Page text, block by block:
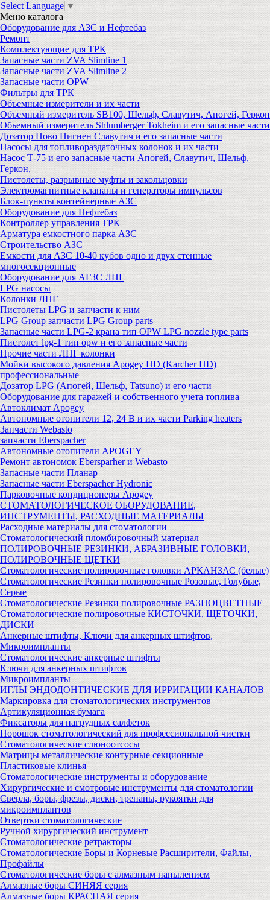
Select Language ▼
Менюкаталога
Оборудование для АЗС и Нефтебаз
Ремонт
Комплектующие для ТРК
Запасные части ZVA Slimline 1
Запасные части ZVA Slimline 2
Запасные части OPW
Фильтры для ТРК
Объемные измерители и их части
Объемный измеритель SB100, Шельф, Славутич, Апогей, Геркон
Обьемный измеритель Shlumberger Tokheim и его запасные части
Дозатор Ново Пигнен Славутич и его запасные части
Насосы для топливораздаточных колонок и их части
Насос Т-75 и его запасные части Апогей, Славутич, Шельф,
Геркон,
Пистолеты, разрывные муфты и закольцовки
Электромагнитные клапаны и генераторы импульсов
Блок-пункты контейнерные АЗС
Оборудование для Нефтебаз
Контроллер управления ТРК
Арматура емкостного парка АЗС
Строительство АЗС
Емкости для АЗС 10-40 кубов одно и двух стенные
многосекционные
Оборудование для АГЗС ЛПГ
LPG насосы
Колонки ЛПГ
Пистолеты LPG и запчасти к ним
LPG Group запчасти LPG Group parts
Запасные части LPG-2 крана тип OPW LPG nozzle type parts
Пистолет lpg-1 тип opw и его запасные части
Прочие части ЛПГ колонки
Мойки высокого давления Apogey HD (Karcher HD)
профессиональные
Дозатор LPG (Апогей, Шельф, Tatsuno) и его части
Оборудование для гаражей и собственного учета топлива
Автоклимат Apogey
Автономные отопители 12, 24 В и их части Parking heaters
Запчасти Webasto
запчасти Eberspacher
Автономные отопители APOGEY
Ремонт автономок Ebersparher и Webasto
Запасные части Планар
Запасные части Eberspacher Hydronic
Парковочные кондиционеры Apogey
СТОМАТОЛОГИЧЕСКОЕ ОБОРУДОВАНИЕ,
ИНСТРУМЕНТЫ, РАСХОДНЫЕ МАТЕРИАЛЫ
Расходные материалы для стоматологии
Стоматологический пломбировочный материал
ПОЛИРОВОЧНЫЕ РЕЗИНКИ, АБРАЗИВНЫЕ ГОЛОВКИ,
ПОЛИРОВОЧНЫЕ ЩЕТКИ
Стоматологические полировочные головки АРКАНЗАС (белые)
Стоматологические Резинки полировочные Розовые, Голубые,
Серые
Стоматологические Резинки полировочные РАЗНОЦВЕТНЫЕ
Стоматологические полировочные КИСТОЧКИ, ЩЕТОЧКИ,
ДИСКИ
Анкерные штифты, Ключи для анкерных штифтов,
Микроимпланты
Стоматологические анкерные штифты
Ключи для анкерных штифтов
Микроимпланты
ИГЛЫ ЭНДОДОНТИЧЕСКИЕ ДЛЯ ИРРИГАЦИИ КАНАЛОВ
Маркировка для стоматологических инструментов
Артикуляционная бумага
Фиксаторы для нагрудных салфеток
Порошок стоматологический для профессиональной чистки
Стоматологические слюноотсосы
Матрицы металлические контурные секционные
Пластиковые клинья
Стоматологические инструменты и оборудование
Хирургические и смотровые инструменты для стоматологии
Сверла, боры, фрезы, диски, трепаны, рукоятки для
микроимплантов
Отвертки стоматологические
Ручной хирургический инструмент
Стоматологические ретракторы
Стоматологические Боры и Корневые Расширители, Файлы,
Профайлы
Стоматологические боры с алмазным напылением
Алмазные боры СИНЯЯ серия
Алмазные боры КРАСНАЯ серия